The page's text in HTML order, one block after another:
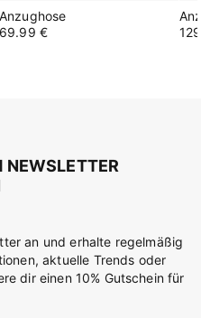
Anzughose
69.99 €
an und erhalte regelmäßig
aktuelle Trends oder
dir einen 10% Gutschein für